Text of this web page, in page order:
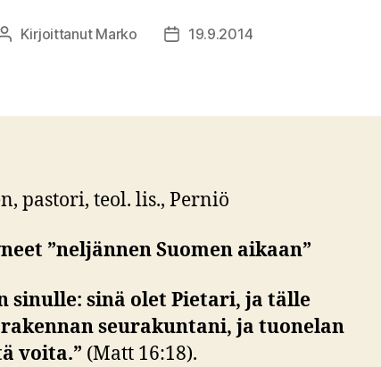
Kirjoittaja
Kirjoittanut Marko Julkaisupäivämäärä
19.9.2014
pastori, teol. lis., Perniö
”neljännen Suomen aikaan”
sinulle: sinä olet Pietari, ja tälle
seurakuntani, ja tuonelan
voita.” (Matt 16:18).